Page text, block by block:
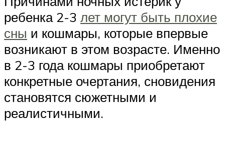
ребенка 2-3 лет могут быть плохие
сны и кошмары, которые впервые
возникают в этом возрасте. Именно
в 2-3 года кошмары приобретают
конкретные очертания, сновидения
становятся сюжетными и
реалистичными.